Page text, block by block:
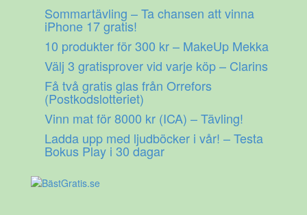
Sommartävling – Ta chansen att vinna
iPhone 17 gratis!
10 produkter för 300 kr – MakeUp Mekka
Välj 3 gratisprover vid varje köp – Clarins
Få två gratis glas från Orrefors
(Postkodslotteriet)
Vinn mat för 8000 kr (ICA) – Tävling!
Ladda upp med ljudböcker i vår! – Testa
Bokus Play i 30 dagar